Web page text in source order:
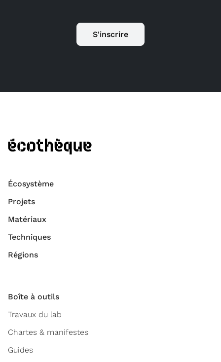
S'inscrire
Écosystème
Projets
Matériaux
Techniques
Régions
Boîte à outils
Travaux du lab
Chartes & manifestes
Guides